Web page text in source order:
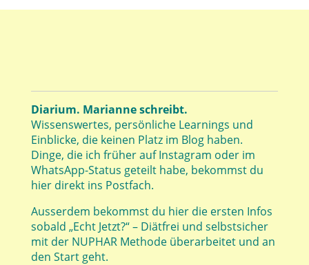
Diarium. Marianne schreibt.
Wissenswertes, persönliche Learnings und
Einblicke, die keinen Platz im Blog haben.
Dinge, die ich früher auf Instagram oder im
WhatsApp-Status geteilt habe, bekommst du
hier direkt ins Postfach.
Ausserdem bekommst du hier die ersten Infos
sobald „Echt Jetzt?“ – Diätfrei und selbstsicher
mit der NUPHAR Methode überarbeitet und an
den Start geht.